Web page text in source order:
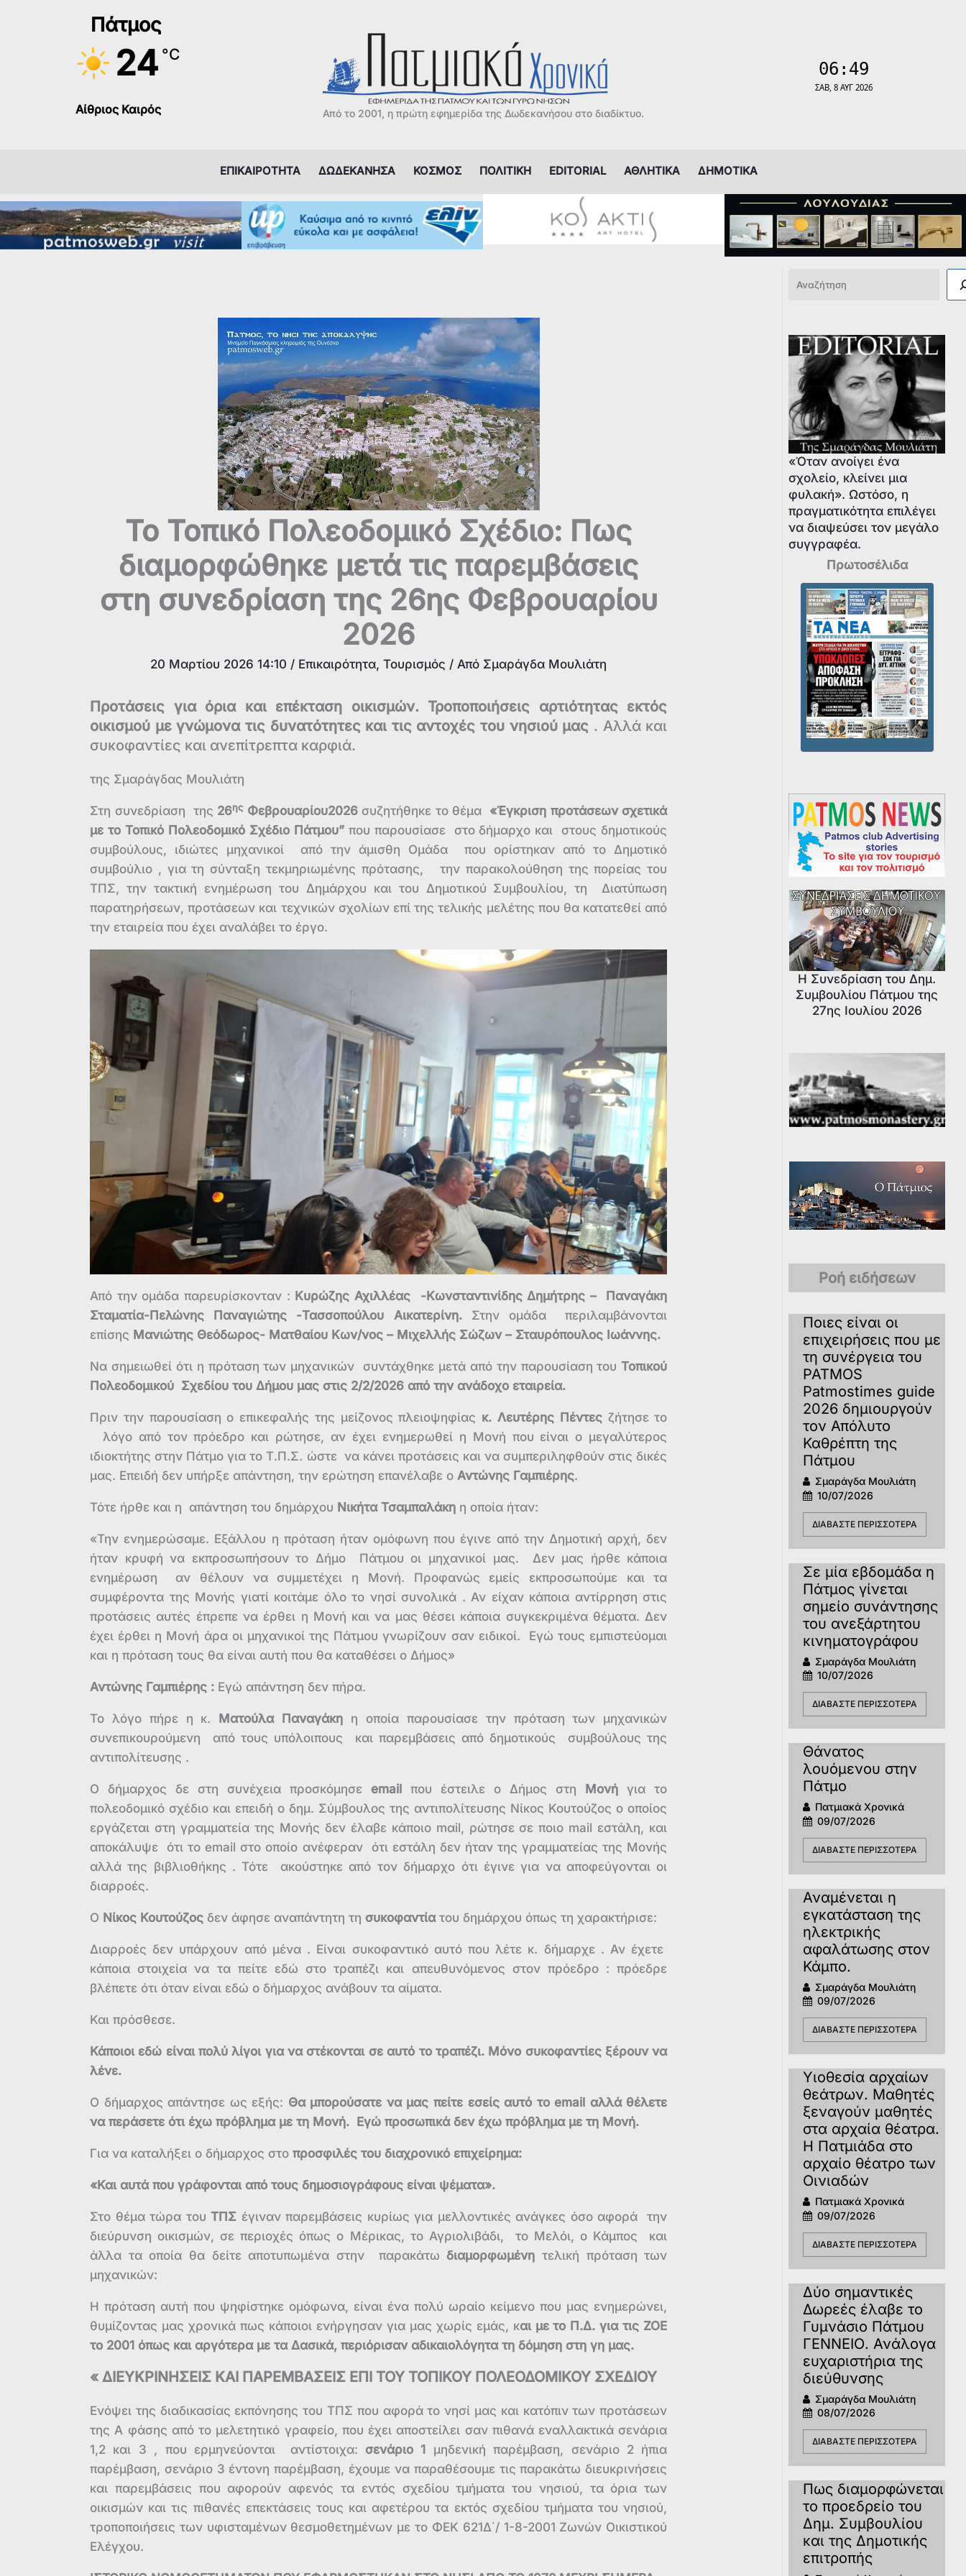
Πάτμος
24 °C
Αίθριος Καιρός Από το 2001, η πρώτη εφημερίδα της Δωδεκανήσου στο διαδίκτυο.
ΕΠΙΚΑΙΡΟΤΗΤΑ ΔΩΔΕΚΑΝΗΣΑ ΚΟΣΜΟΣ ΠΟΛΙΤΙΚΗ EDITORIAL ΑΘΛΗΤΙΚΑ ΔΗΜΟΤΙΚΑ
Το Τοπικό Πολεοδομικό Σχέδιο: Πως
διαμορφώθηκε μετά τις παρεμβάσεις
στη συνεδρίαση της 26ης Φεβρουαρίου
2026
20 Μαρτίου 2026 14:10 / Επικαιρότητα,Τουρισμός / Από Σμαράγδα Μουλιάτη
Προτάσεις για όρια και επέκταση οικισμών. Τροποποιήσεις αρτιότητας εκτός
οικισμού με γνώμονα τις δυνατότητες και τις αντοχές του νησιού μας . Αλλά και
συκοφαντίες και ανεπίτρεπτα καρφιά.
της Σμαράγδας Μουλιάτη
Στη συνεδρίαση της 26ης Φεβρουαρίου2026συζητήθηκε το θέμα «Έγκριση προτάσεων σχετικά
με το Τοπικό Πολεοδομικό Σχέδιο Πάτμου” που παρουσίασε στο δήμαρχο και στους δημοτικούς
συμβούλους, ιδιώτες μηχανικοί από την άμισθη Ομάδα που ορίστηκαν από το Δημοτικό
συμβούλιο , για τη σύνταξη τεκμηριωμένης πρότασης, την παρακολούθηση της πορείας του
ΤΠΣ, την τακτική ενημέρωση του Δημάρχου και του Δημοτικού Συμβουλίου, τη Διατύπωση
παρατηρήσεων, προτάσεων και τεχνικών σχολίων επί της τελικής μελέτης που θα κατατεθεί από
την εταιρεία που έχει αναλάβει το έργο.
Από την ομάδα παρευρίσκονταν : Κυρώζης Αχιλλέας -Κωνσταντινίδης Δημήτρης – Παναγάκη
Σταματία-Πελώνης Παναγιώτης -Τασσοπούλου Αικατερίνη.Στην ομάδα περιλαμβάνονται
επίσης Μανιώτης Θεόδωρος- Ματθαίου Κων/νος – Μιχελλής Σώζων – Σταυρόπουλος Ιωάννης.
Να σημειωθεί ότι η πρόταση των μηχανικών συντάχθηκε μετά από την παρουσίαση τουΤοπικού
Πολεοδομικού Σχεδίου του Δήμου μας στις 2/2/2026 από την ανάδοχο εταιρεία.
Πριν την παρουσίαση ο επικεφαλής της μείζονος πλειοψηφίας κ. Λευτέρης Πέντεςζήτησε το
λόγο από τον πρόεδρο και ρώτησε, αν έχει ενημερωθεί η Μονή που είναι ο μεγαλύτερος
ιδιοκτήτης στην Πάτμο για το Τ.Π.Σ. ώστε να κάνει προτάσεις και να συμπεριληφθούν στις δικές
μας. Επειδή δεν υπήρξε απάντηση, την ερώτηση επανέλαβε ο Αντώνης Γαμπιέρης.
Τότε ήρθε και η απάντηση του δημάρχου Νικήτα Τσαμπαλάκη η οποία ήταν:
«Την ενημερώσαμε. Εξάλλου η πρόταση ήταν ομόφωνη που έγινε από την Δημοτική αρχή, δεν
ήταν κρυφή να εκπροσωπήσουν το Δήμο Πάτμου οι μηχανικοί μας. Δεν μας ήρθε κάποια
ενημέρωση αν θέλουν να συμμετέχει η Μονή. Προφανώς εμείς εκπροσωπούμε και τα
συμφέροντα της Μονής γιατί κοιτάμε όλο το νησί συνολικά . Αν είχαν κάποια αντίρρηση στις
προτάσεις αυτές έπρεπε να έρθει η Μονή και να μας θέσει κάποια συγκεκριμένα θέματα. Δεν
έχει έρθει η Μονή άρα οι μηχανικοί της Πάτμου γνωρίζουν σαν ειδικοί. Εγώ τους εμπιστεύομαι
και η πρόταση τους θα είναι αυτή που θα καταθέσει ο Δήμος»
Αντώνης Γαμπιέρης : Εγώ απάντηση δεν πήρα.
Το λόγο πήρε η κ. Ματούλα Παναγάκη η οποία παρουσίασε την πρόταση των μηχανικών
συνεπικουρούμενη από τους υπόλοιπους και παρεμβάσεις από δημοτικούς συμβούλους της
αντιπολίτευσης .
Ο δήμαρχος δε στη συνέχεια προσκόμησε email που έστειλε ο Δήμος στη Μονήγια το
πολεοδομικό σχέδιο και επειδή ο δημ. Σύμβουλος της αντιπολίτευσης Nίκος Κουτούζος ο οποίος
εργάζεται στη γραμματεία της Μονής δεν έλαβε κάποιο mαil, ρώτησε σε ποιο mail εστάλη, και
αποκάλυψε ότι το email στο οποίο ανέφεραν ότι εστάλη δεν ήταν της γραμματείας της Μονής
αλλά της βιβλιοθήκης . Τότε ακούστηκε από τον δήμαρχο ότι έγινε για να αποφεύγονται οι
διαρροές.
Ο Νίκος Κουτούζος δεν άφησε αναπάντητη τη συκοφαντίατου δημάρχου όπως τη χαρακτήρισε:
Διαρροές δεν υπάρχουν από μένα . Είναι συκοφαντικό αυτό που λέτε κ. δήμαρχε . Αν έχετε
κάποια στοιχεία να τα πείτε εδώ στο τραπέζι και απευθυνόμενος στον πρόεδρο : πρόεδρε
βλέπετε ότι όταν είναι εδώ ο δήμαρχος ανάβουν τα αίματα.
Και πρόσθεσε.
Κάποιοι εδώ είναι πολύ λίγοι για να στέκονται σε αυτό το τραπέζι. Μόνο συκοφαντίες ξέρουν να
λένε.
Ο δήμαρχος απάντησε ως εξής: Θα μπορούσατε να μας πείτε εσείς αυτό το email αλλά θέλετε
να περάσετε ότι έχω πρόβλημα με τη Μονή. Εγώ προσωπικά δεν έχω πρόβλημα με τη Μονή.
Για να καταλήξει ο δήμαρχος στο προσφιλές του διαχρονικό επιχείρημα:
«Και αυτά που γράφονται από τους δημοσιογράφους είναι ψέματα».
Στο θέμα τώρα τουΤΠΣ έγιναν παρεμβάσεις κυρίως για μελλοντικές ανάγκες όσο αφορά την
διεύρυνση οικισμών, σε περιοχές όπως ο Μέρικας, το Αγριολιβάδι, το Μελόι, ο Κάμπος και
άλλα τα οποία θα δείτε αποτυπωμένα στην παρακάτω διαμορφωμένη τελική πρόταση των
μηχανικών:
Η πρόταση αυτή που ψηφίστηκε ομόφωνα, είναι ένα πολύ ωραίο κείμενο που μας ενημερώνει,
θυμίζοντας μας χρονικά πως κάποιοι ενήργησαν για μας χωρίς εμάς, και με το Π.Δ. για τις ΖΟΕ
το 2001 όπως και αργότερα με τα Δασικά, περιόρισαν αδικαιολόγητα τη δόμηση στη γη μας.
« ΔΙΕΥΚΡΙΝΗΣΕΙΣ ΚΑΙ ΠΑΡΕΜΒΑΣΕΙΣ ΕΠΙ ΤΟΥ ΤΟΠΙΚΟΥ ΠΟΛΕΟΔΟΜΙΚΟΥ ΣΧΕΔΙΟΥ
Ενόψει της διαδικασίας εκπόνησης του ΤΠΣ που αφορά το νησί μας και κατόπιν των προτάσεων
της Α φάσης από το μελετητικό γραφείο, που έχει αποστείλει σαν πιθανά εναλλακτικά σενάρια
1,2 και 3 , που ερμηνεύονται αντίστοιχα: σενάριο 1
μηδενική παρέμβαση, σενάριο 2 ήπια
παρέμβαση, σενάριο 3 έντονη παρέμβαση, έχουμε να παραθέσουμε τις παρακάτω διευκρινήσεις
και παρεμβάσεις που αφορούν αφενός τα εντός σχεδίου τμήματα του νησιού, τα όρια των
οικισμών και τις πιθανές επεκτάσεις τους και αφετέρου τα εκτός σχεδίου τμήματα του νησιού,
τροποποιήσεις των υφισταμένων θεσμοθετημένων με το ΦΕΚ 621Δ΄/ 1-8-2001 Ζωνών Οικιστικού
Ελέγχου.
Αναζήτηση
«Όταν ανοίγει ένα
σχολείο, κλείνει μια
φυλακή». Ωστόσο, η
πραγματικότητα επιλέγει
να διαψεύσει τον μεγάλο
συγγραφέα.
Πρωτοσέλιδα
Η Συνεδρίαση του Δημ.
Συμβουλίου Πάτμου της
27ης Ιουλίου 2026
Ροή ειδήσεων
Ποιες είναι οι
επιχειρήσεις που με
τη συνέργεια του
PATMOS
Patmostimes guide
2026 δημιουργούν
τον Απόλυτο
Καθρέπτη της
Πάτμου
Σμαράγδα Μουλιάτη
10/07/2026
ΔΙΑΒΆΣΤΕ ΠΕΡΙΣΣΌΤΕΡΑ
Σε μία εβδομάδα η
Πάτμος γίνεται
σημείο συνάντησης
του ανεξάρτητου
κινηματογράφου
Σμαράγδα Μουλιάτη
10/07/2026
ΔΙΑΒΆΣΤΕ ΠΕΡΙΣΣΌΤΕΡΑ
Θάνατος
λουόμενου στην
Πάτμο
Πατμιακά Χρονικά
09/07/2026
ΔΙΑΒΆΣΤΕ ΠΕΡΙΣΣΌΤΕΡΑ
Αναμένεται η
εγκατάσταση της
ηλεκτρικής
αφαλάτωσης στον
Κάμπο.
Σμαράγδα Μουλιάτη
09/07/2026
ΔΙΑΒΆΣΤΕ ΠΕΡΙΣΣΌΤΕΡΑ
Υιοθεσία αρχαίων
θεάτρων. Μαθητές
ξεναγούν μαθητές
στα αρχαία θέατρα.
Η Πατμιάδα στο
αρχαίο θέατρο των
Οινιαδών
Πατμιακά Χρονικά
09/07/2026
ΔΙΑΒΆΣΤΕ ΠΕΡΙΣΣΌΤΕΡΑ
Δύο σημαντικές
Δωρεές έλαβε το
Γυμνάσιο Πάτμου
ΓΕΝΝΕΙΟ. Ανάλογα
ευχαριστήρια της
διεύθυνσης
Σμαράγδα Μουλιάτη
08/07/2026
ΔΙΑΒΆΣΤΕ ΠΕΡΙΣΣΌΤΕΡΑ
Πως διαμορφώνεται
το προεδρείο του
Δημ. Συμβουλίου
και της Δημοτικής
επιτροπής